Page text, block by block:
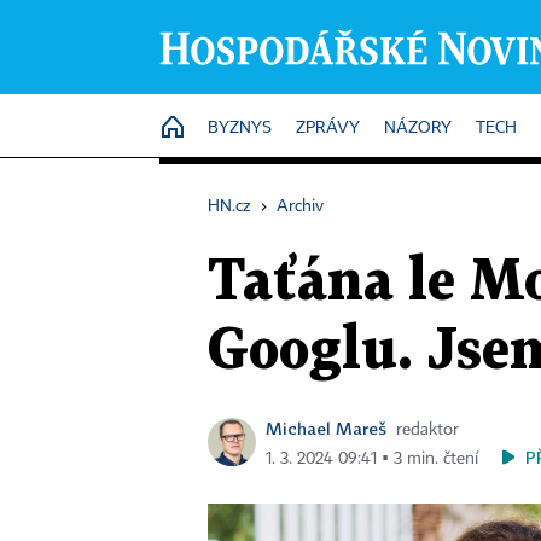
HOME
BYZNYS ZPRÁVY NÁZORY TECH
HN.cz › Archiv
Taťána le
Googlu.
Michael Mareš
redaktor
1. 3. 2024 09:41 ▪ 3 min. čtení